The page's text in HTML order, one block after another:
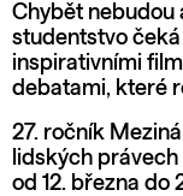
Chybět nebudou
studentstvo
inspirativními
debatami, které
27. ročník
lidských
od 12. března do